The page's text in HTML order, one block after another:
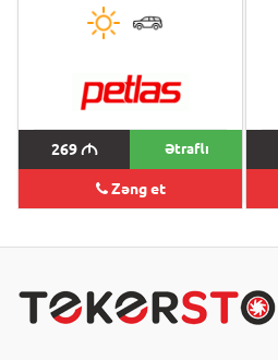
269M Ətraflı
Zəng et